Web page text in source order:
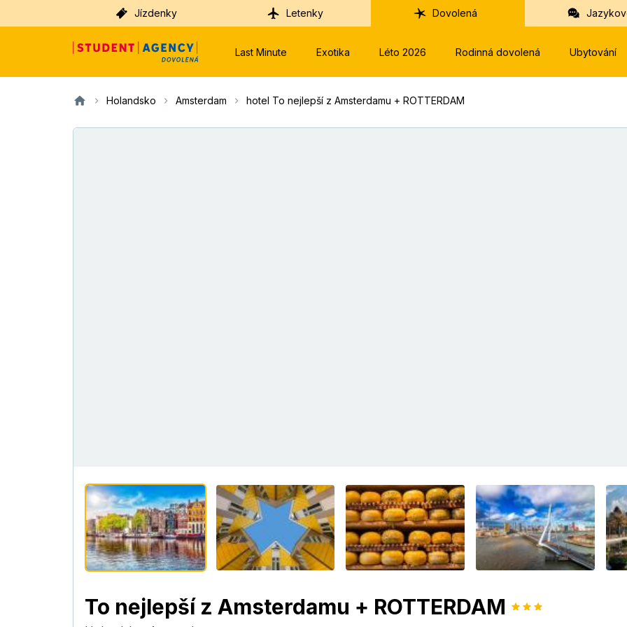
Jízdenky Letenky Dovolená
Last Minute Exotika Léto 2026 Rodinná dovolená Ubytování
Holandsko Amsterdam hotel To nejlepší z Amsterdamu + ROTTERDAM
To nejlepší z Amsterdamu + ROTTERDAM